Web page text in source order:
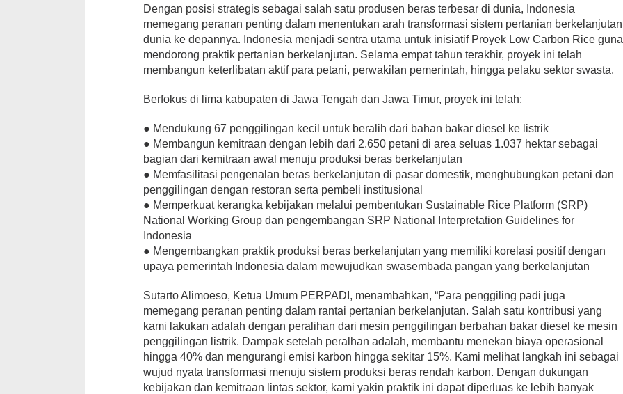
Dengan posisi strategis sebagai salah satu produsen beras terbesar di dunia, Indonesia
memegang peranan penting dalam menentukan arah transformasi sistem pertanian berkelanjutan
dunia ke depannya. Indonesia menjadi sentra utama untuk inisiatif Proyek Low Carbon Rice guna
mendorong praktik pertanian berkelanjutan. Selama empat tahun terakhir, proyek ini telah
membangun keterlibatan aktif para petani, perwakilan pemerintah, hingga pelaku sektor swasta.
Berfokus di lima kabupaten di Jawa Tengah dan Jawa Timur, proyek ini telah:
● Mendukung 67 penggilingan kecil untuk beralih dari bahan bakar diesel ke listrik
● Membangun kemitraan dengan lebih dari 2.650 petani di area seluas 1.037 hektar sebagai
bagian dari kemitraan awal menuju produksi beras berkelanjutan
● Memfasilitasi pengenalan beras berkelanjutan di pasar domestik, menghubungkan petani dan
penggilingan dengan restoran serta pembeli institusional
● Memperkuat kerangka kebijakan melalui pembentukan Sustainable Rice Platform (SRP)
National Working Group dan pengembangan SRP National Interpretation Guidelines for
Indonesia
● Mengembangkan praktik produksi beras berkelanjutan yang memiliki korelasi positif dengan
upaya pemerintah Indonesia dalam mewujudkan swasembada pangan yang berkelanjutan
Sutarto Alimoeso, Ketua Umum PERPADI, menambahkan, “Para penggiling padi juga
memegang peranan penting dalam rantai pertanian berkelanjutan. Salah satu kontribusi yang
kami lakukan adalah dengan peralihan dari mesin penggilingan berbahan bakar diesel ke mesin
penggilingan listrik. Dampak setelah peralhan adalah, membantu menekan biaya operasional
hingga 40% dan mengurangi emisi karbon hingga sekitar 15%. Kami melihat langkah ini sebagai
wujud nyata transformasi menuju sistem produksi beras rendah karbon. Dengan dukungan
kebijakan dan kemitraan lintas sektor, kami yakin praktik ini dapat diperluas ke lebih banyak